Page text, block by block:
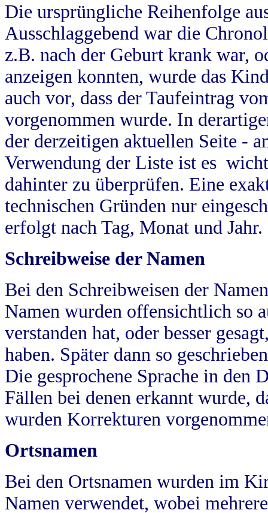
Die ursprüngliche Reihenfolge
Ausschlaggebend war die
z.B. nach der Geburt krank war,
anzeigen konnten, wurde das
auch vor, dass der Taufeintrag
vorgenommen wurde. In
der derzeitigen aktuellen Seite -
Verwendung der Liste ist es
dahinter zu überprüfen. Eine
technischen Gründen nur
erfolgt nach Tag, Monat und Jahr.
Schreibweise der Namen
Bei den Schreibweisen der
Namen wurden offensichtlich so
verstanden hat, oder besser
haben. Später dann so
Die gesprochene Sprache in
Fällen bei denen erkannt wurde,
wurden Korrekturen
Ortsnamen
Bei den Ortsnamen wurden im
Namen verwendet, wobei